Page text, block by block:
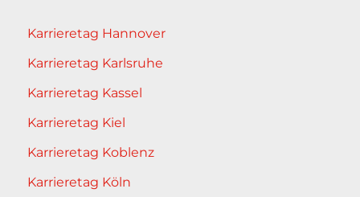
Karrieretag Hannover
Karrieretag Karlsruhe
Karrieretag Kassel
Karrieretag Kiel
Karrieretag Koblenz
Karrieretag Köln